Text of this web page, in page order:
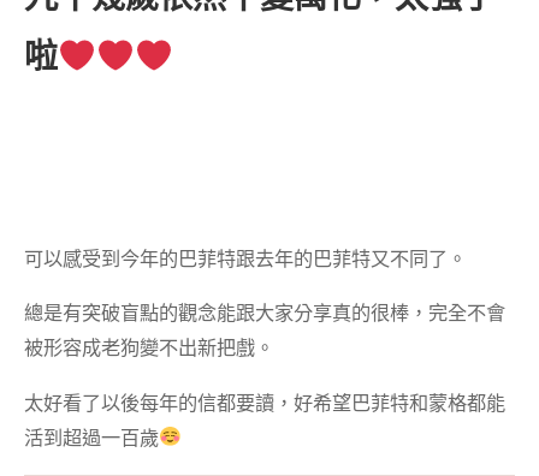
啦
可以感受到今年的巴菲特跟去年的巴菲特又不同了。
總是有突破盲點的觀念能跟大家分享真的很棒，完全不會
被形容成老狗變不出新把戲。
太好看了以後每年的信都要讀，好希望巴菲特和蒙格都能
活到超過一百歲